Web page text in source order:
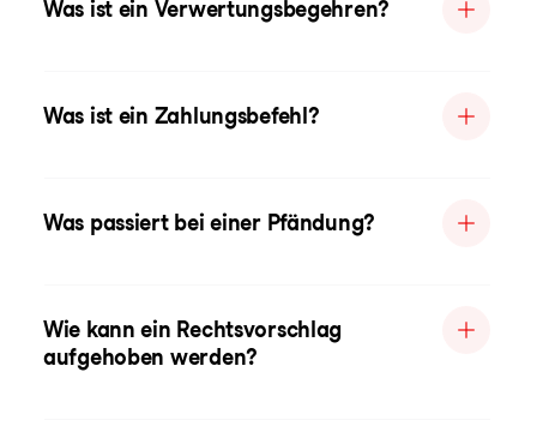
Was ist ein Verwertungsbegehren?
Was ist ein Zahlungsbefehl?
Was passiert bei einer Pfändung?
Wie kann ein Rechtsvorschlag
aufgehoben werden?